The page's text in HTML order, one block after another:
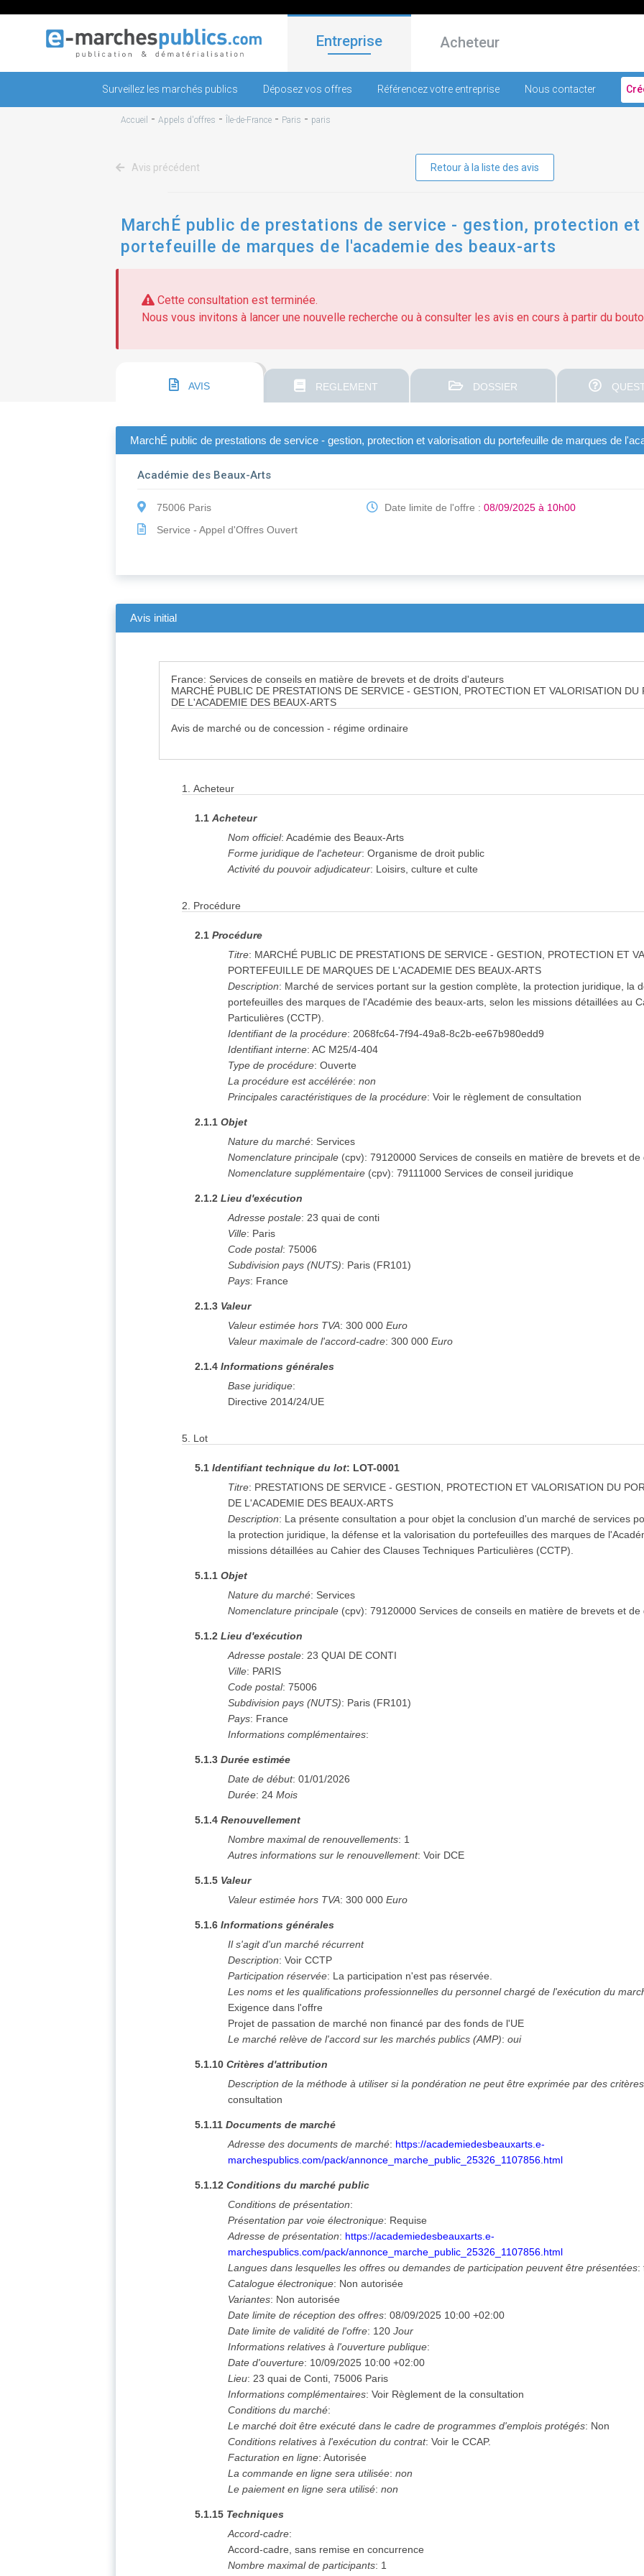
Entreprise Acheteur
Surveillez les marchés publics Déposez vos offres Référencez votre entreprise Nous contacter
Accueil - Appels d'offres - Île-de-France - Paris - paris
Avis précédent Retour à la liste des avis
MarchÉ public de prestations de service - gestion, protection
portefeuille de marques de l'academie des beaux-arts
Cette consultation est terminée.
Nous vous invitons à lancer une nouvelle recherche ou à consulter les avis en cours à partir du
AVIS REGLEMENT DOSSIER
MarchÉ public de prestations de service - gestion, protection et valorisation du portefeuille de marques de
Académie des Beaux-Arts
75006 Paris
Service - Appel d'Offres Ouvert
Date limite de l'offre :08/09/2025 à 10h00
Avis initial
France: Services de conseils en matière de brevets et de droits d'auteurs
MARCHÉ PUBLIC DE PRESTATIONS DE SERVICE - GESTION, PROTECTION ET VALORISATION
DE L'ACADEMIE DES BEAUX-ARTS
Avis de marché ou de concession - régime ordinaire
1.Acheteur
1.1Acheteur
Nom officiel:Académie des Beaux-Arts
Forme juridique de l'acheteur:Organisme de droit public
Activité du pouvoir adjudicateur: Loisirs, culture et culte
2. Procédure
2.1Procédure
Titre: MARCHÉ PUBLIC DE PRESTATIONS DE SERVICE - GESTION, PROTECTION ET
PORTEFEUILLE DE MARQUES DE L'ACADEMIE DES BEAUX-ARTS
Description: Marché de services portant sur la gestion complète, la protection juridique, la
portefeuilles des marques de l'Académie des beaux-arts, selon les missions détaillées au
Particulières (CCTP).
Identifiant de la procédure:2068fc64-7f94-49a8-8c2b-ee67b980edd9
Identifiant interne:AC M25/4-404
Type de procédure:Ouverte
La procédure est accélérée:non
Principales caractéristiques de la procédure:Voir le règlement de consultation
2.1.1Objet
Nature du marché: Services
Nomenclature principale (cpv):79120000 Services de conseils en matière de brevets et
Nomenclature supplémentaire (cpv):79111000 Services de conseil juridique
2.1.2Lieu d'exécution
Adresse postale:23 quai de conti
Ville: Paris
Code postal:75006
Subdivision pays (NUTS): Paris (FR101)
Pays: France
2.1.3 Valeur
Valeur estimée hors TVA:300 000 Euro
Valeur maximale de l'accord-cadre:300 000 Euro
2.1.4Informations générales
Base juridique:
Directive 2014/24/UE
5. Lot
5.1Identifiant technique du lot: LOT-0001
Titre: PRESTATIONS DE SERVICE - GESTION, PROTECTION ET VALORISATION DU
DE L'ACADEMIE DES BEAUX-ARTS
Description: La présente consultation a pour objet la conclusion d'un marché de services
la protection juridique, la défense et la valorisation du portefeuilles des marques de
missions détaillées au Cahier des Clauses Techniques Particulières (CCTP).
5.1.1Objet
Nature du marché: Services
Nomenclature principale (cpv):79120000 Services de conseils en matière de brevets et
5.1.2Lieu d'exécution
Adresse postale:23 QUAI DE CONTI
Ville: PARIS
Code postal:75006
Subdivision pays (NUTS): Paris (FR101)
Pays: France
Informations complémentaires:
5.1.3Durée estimée
Date de début:01/01/2026
Durée:24 Mois
5.1.4Renouvellement
Nombre maximal de renouvellements: 1
Autres informations sur le renouvellement:Voir DCE
5.1.5 Valeur
Valeur estimée hors TVA:300 000 Euro
5.1.6Informations générales
Il s'agit d'un marché récurrent
Description:Voir CCTP
Participation réservée: La participation n'est pas réservée.
Les noms et les qualifications professionnelles du personnel chargé de l'exécution du
Exigence dans l'offre
Projet de passation de marché non financé par des fonds de l'UE
Le marché relève de l'accord sur les marchés publics (AMP):oui
5.1.10Critères d'attribution
Description de la méthode à utiliser si la pondération ne peut être exprimée par des critères
consultation
5.1.11Documents de marché
Adresse des documents de marché: https://academiedesbeauxarts.e-
marchespublics.com/pack/annonce_marche_public_25326_1107856.html
5.1.12Conditions du marché public
Conditions de présentation:
Présentation par voie électronique: Requise
Adresse de présentation: https://academiedesbeauxarts.e-
marchespublics.com/pack/annonce_marche_public_25326_1107856.html
Langues dans lesquelles les offres ou demandes de participation peuvent être présentées:
Catalogue électronique: Non autorisée
Variantes: Non autorisée
Date limite de réception des offres:08/09/2025 10:00 +02:00
Date limite de validité de l'offre: 120 Jour
Informations relatives à l'ouverture publique:
Date d'ouverture: 10/09/2025 10:00 +02:00
Lieu:23 quai de Conti, 75006 Paris
Informations complémentaires:Voir Règlement de la consultation
Conditions du marché:
Le marché doit être exécuté dans le cadre de programmes d'emplois protégés: Non
Conditions relatives à l'exécution du contrat:Voir le CCAP.
Facturation en ligne:Autorisée
La commande en ligne sera utilisée:non
Le paiement en ligne sera utilisé:non
5.1.15 Techniques
Accord-cadre:
Accord-cadre, sans remise en concurrence
Nombre maximal de participants: 1